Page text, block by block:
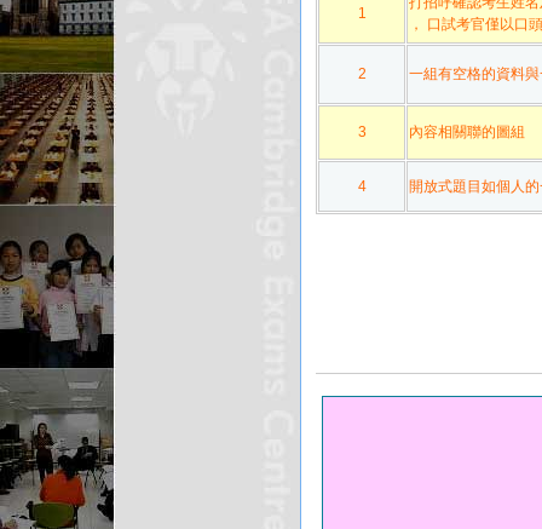
1
， 口試考官僅以口
2 一組有空格的資料
3 內容相關聯的圖組
4 開放式題目如個人